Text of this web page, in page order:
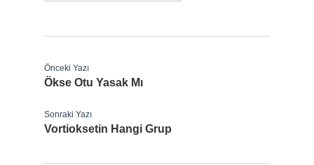
Önceki Yazı
Ökse Otu Yasak Mı
Sonraki Yazı
Vortioksetin Hangi Grup